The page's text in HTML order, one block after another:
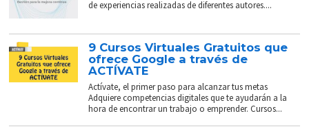
de experiencias realizadas de diferentes autores....
9 Cursos Virtuales Gratuitos que
ofrece Google a través de
ACTÍVATE
Actívate, el primer paso para alcanzar tus metas
Adquiere competencias digitales que te ayudarán a la
hora de encontrar un trabajo o emprender. Cursos...